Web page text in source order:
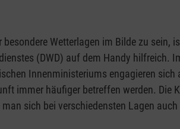
Wetterlagen im Bilde zu sein,
(DWD) auf dem Handy hilfreich.
Innenministeriums engagieren sich
immer häufiger betreffen werden. Die
sich bei verschiedensten Lagen